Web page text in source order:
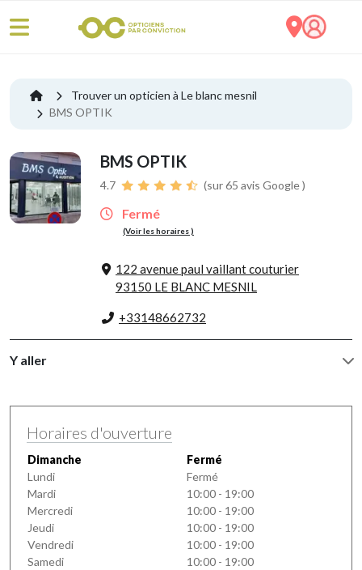
Trouver un opticien à Le blanc mesnil
BMS OPTIK
BMS OPTIK
4.7 (sur 65 avis Google )
Fermé
(Voir les horaires )
122 avenue paul vaillant couturier
93150 LE BLANC MESNIL
+33148662732
Y aller
Horaires d'ouverture
Dimanche
Fermé
Lundi
Fermé
Mardi
10:00 - 19:00
Mercredi
10:00 - 19:00
Jeudi
10:00 - 19:00
Vendredi
10:00 - 19:00
Samedi
10:00 - 19:00